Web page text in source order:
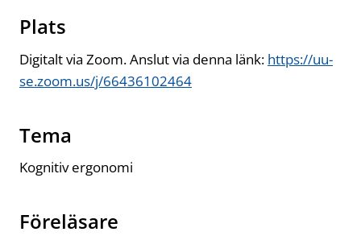
Plats
Digitalt via Zoom. Anslut via denna länk: https://uu-
se.zoom.us/j/66436102464
Tema
Kognitiv ergonomi
Föreläsare